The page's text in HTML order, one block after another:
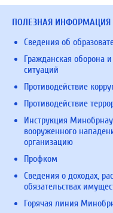
ПОЛЕЗНАЯ ИНФОРМАЦИЯ
Сведения об
Гражданская оборона
ситуаций
Противодействие
Противодействие
Инструкция
вооруженного
организацию
Профком
Сведения о доходах,
обязательствах
Горячая линия